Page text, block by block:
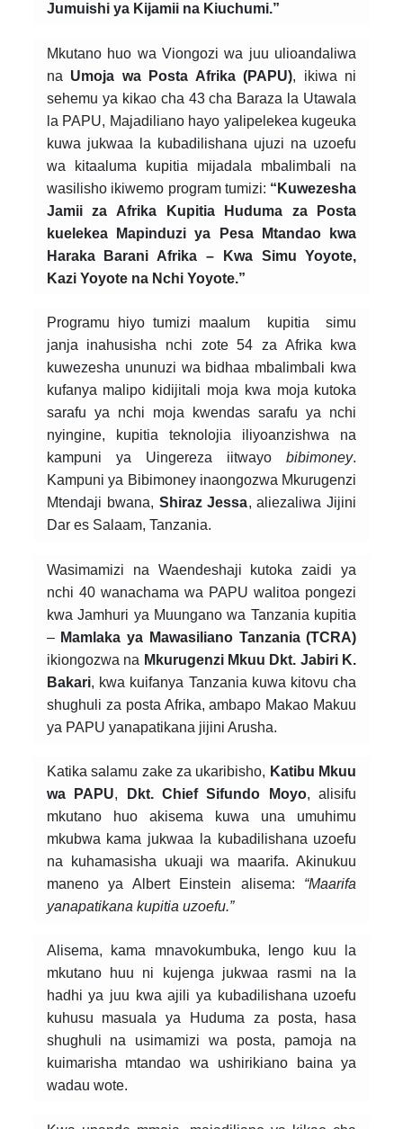
Jumuishi ya Kijamii na Kiuchumi.”
Mkutano huo wa Viongozi wa juu ulioandaliwa
na Umoja wa Posta Afrika (PAPU), ikiwa ni
sehemu ya kikao cha 43 cha Baraza la Utawala
la PAPU, Majadiliano hayo yalipelekea kugeuka
kuwa jukwaa la kubadilishana ujuzi na uzoefu
wa kitaaluma kupitia mijadala mbalimbali na
wasilisho ikiwemo program tumizi: “Kuwezesha
Jamii za Afrika Kupitia Huduma za Posta
kuelekea Mapinduzi ya Pesa Mtandao kwa
Haraka Barani Afrika – Kwa Simu Yoyote,
Kazi Yoyote na Nchi Yoyote.”
Programu hiyo tumizi maalum kupitia simu
janja inahusisha nchi zote 54 za Afrika kwa
kuwezesha ununuzi wa bidhaa mbalimbali kwa
kufanya malipo kidijitali moja kwa moja kutoka
sarafu ya nchi moja kwendas sarafu ya nchi
nyingine, kupitia teknolojia iliyoanzishwa na
kampuni ya Uingereza iitwayobibimoney.
Kampuni ya Bibimoney inaongozwa Mkurugenzi
Mtendaji bwana, Shiraz Jessa, aliezaliwa Jijini
Dar es Salaam, Tanzania.
Wasimamizi na Waendeshaji kutoka zaidi ya
nchi 40 wanachama wa PAPU walitoa pongezi
kwa Jamhuri ya Muungano wa Tanzania kupitia
– Mamlaka ya Mawasiliano Tanzania (TCRA)
ikiongozwa na Mkurugenzi Mkuu Dkt. Jabiri K.
Bakari, kwa kuifanya Tanzania kuwa kitovu cha
shughuli za posta Afrika, ambapo Makao Makuu
ya PAPU yanapatikana jijini Arusha.
Katika salamu zake za ukaribisho, Katibu Mkuu
wa PAPU, Dkt. Chief Sifundo Moyo, alisifu
mkutano huo akisema kuwa una umuhimu
mkubwa kama jukwaa la kubadilishana uzoefu
na kuhamasisha ukuaji wa maarifa. Akinukuu
maneno ya Albert Einstein alisema: “Maarifa
yanapatikana kupitia uzoefu.”
Alisema, kama mnavokumbuka, lengo kuu la
mkutano huu ni kujenga jukwaa rasmi na la
hadhi ya juu kwa ajili ya kubadilishana uzoefu
kuhusu masuala ya Huduma za posta, hasa
shughuli na usimamizi wa posta, pamoja na
kuimarisha mtandao wa ushirikiano baina ya
wadau wote.